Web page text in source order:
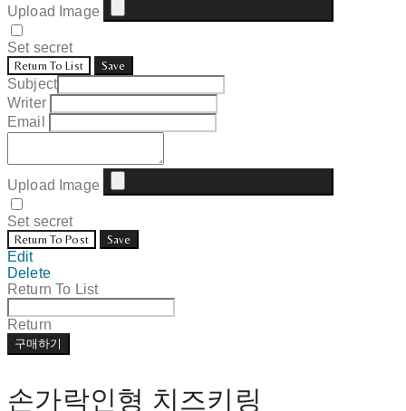
Upload Image
Set secret
Return To List Save
Subject
Writer
Email
Upload Image
Set secret
Return To Post Save
Edit
Delete
Return To List
Return
구매하기
손가락인형 치즈키링